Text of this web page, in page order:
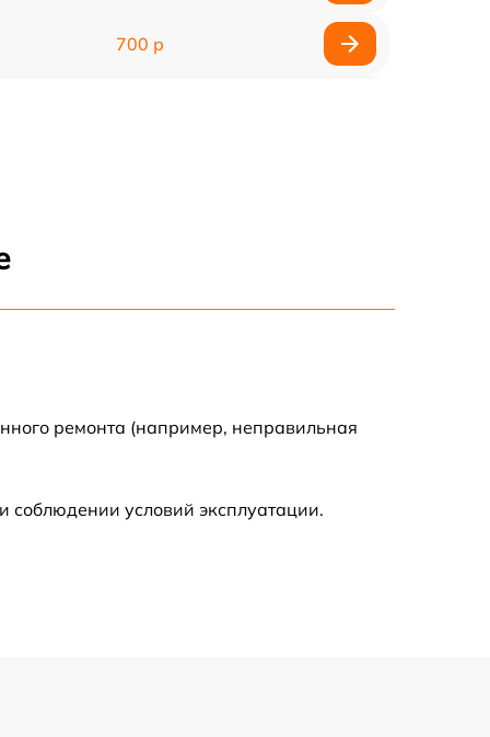
700 р
ремонта (например, неправильная
соблюдении условий эксплуатации.